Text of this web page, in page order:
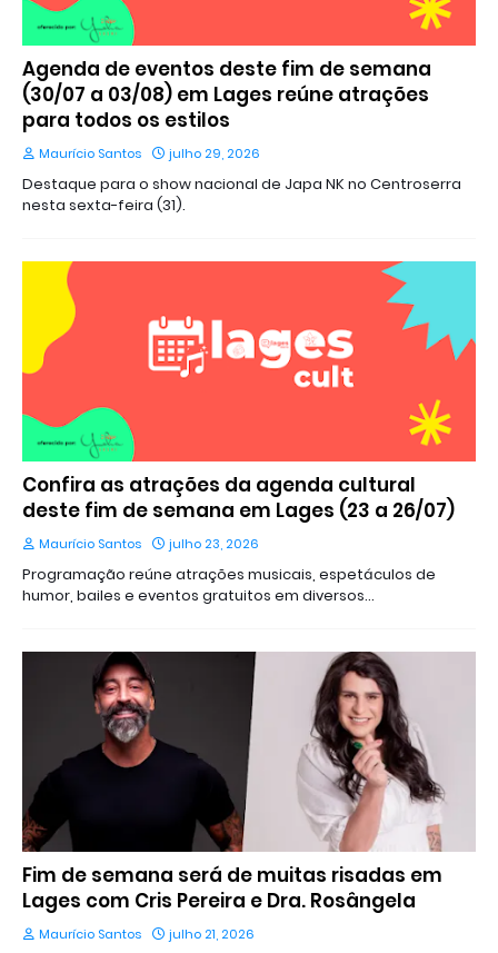
Agenda de eventos deste fim de semana
(30/07 a 03/08) em Lages reúne atrações
para todos os estilos
Maurício Santos julho 29, 2026
Destaque para o show nacional de Japa NK no Centroserra
nesta sexta-feira (31).
Confira as atrações da agenda cultural
deste fim de semana em Lages (23 a 26/07)
Maurício Santos julho 23, 2026
Programação reúne atrações musicais, espetáculos de
humor, bailes e eventos gratuitos em diversos…
Fim de semana será de muitas risadas em
Lages com Cris Pereira e Dra. Rosângela
Maurício Santos julho 21, 2026